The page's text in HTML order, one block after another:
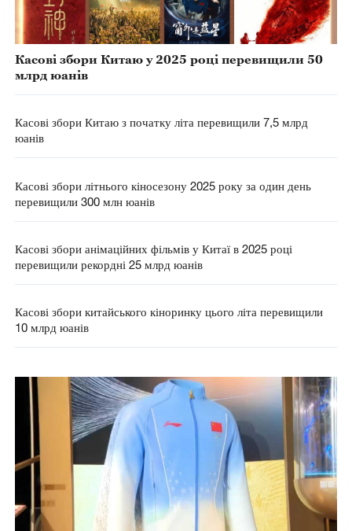
Касові збори Китаю у 2025 році перевищили 50
млрд юанів
Касові збори Китаю з початку літа перевищили 7,5 млрд
юанів
Касові збори літнього кіносезону 2025 року за один день
перевищили 300 млн юанів
Касові збори анімаційних фільмів у Китаї в 2025 році
перевищили рекордні 25 млрд юанів
Касові збори китайського кіноринку цього літа перевищили
10 млрд юанів